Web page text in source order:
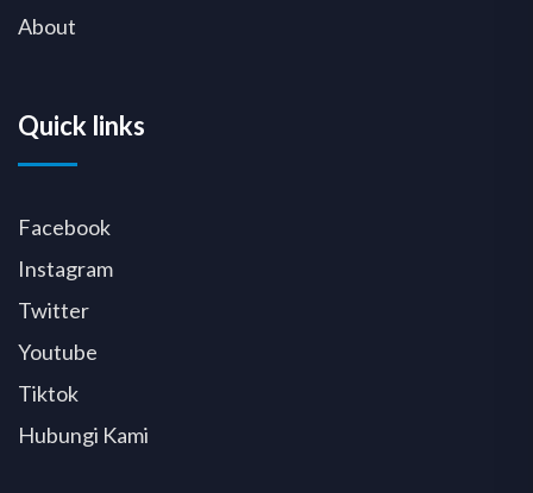
About
Quick links
Facebook
Instagram
Twitter
Youtube
Tiktok
Hubungi Kami